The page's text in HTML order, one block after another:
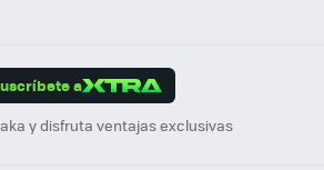
a
y disfruta ventajas exclusivas